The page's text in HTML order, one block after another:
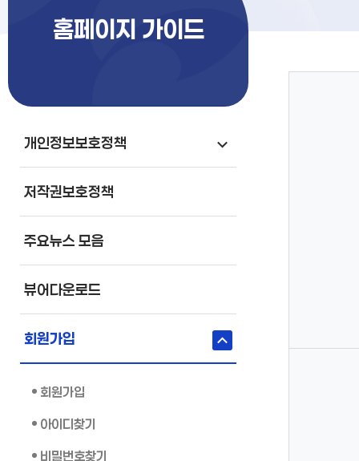
홈페이지 가이드
개인정보보호정책
저작권보호정책
주요뉴스 모음
뷰어다운로드
회원가입
회원가입
아이디찾기
비밀번호찾기